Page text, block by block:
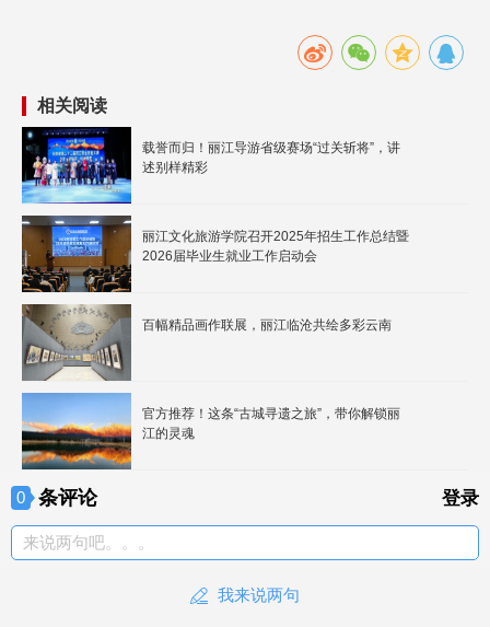
相关阅读
载誉而归！丽江导游省级赛场“过关斩将”，讲
述别样精彩
丽江文化旅游学院召开2025年招生工作总结暨
2026届毕业生就业工作启动会
百幅精品画作联展，丽江临沧共绘多彩云南
官方推荐！这条“古城寻遗之旅”，带你解锁丽
江的灵魂
0 条评论 登录
来说两句吧。。。
我来说两句